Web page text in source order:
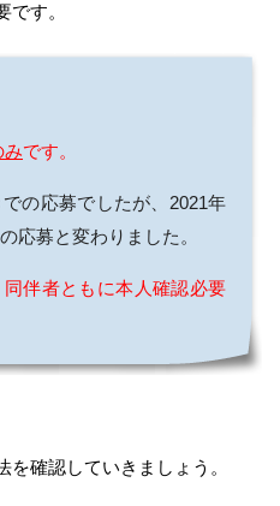
す。
みです。
の応募でしたが、2021年
応募と変わりました。
伴者ともに本人確認必要
確認していきましょう。